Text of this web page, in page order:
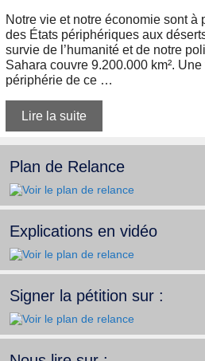
Notre vie et notre économie sont à
des États périphériques aux
survie de l’humanité et de notre
Sahara couvre 9.200.000 km².
périphérie de ce …
Lire la suite
Plan de Relance
Explications en vidéo
Signer la pétition sur :